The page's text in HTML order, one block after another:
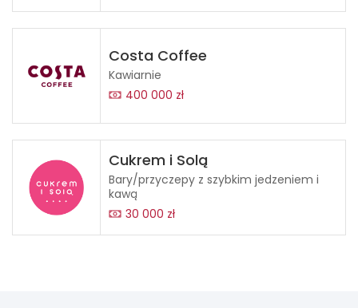
Costa Coffee
Kawiarnie
400 000 zł
Cukrem i Solą
Bary/przyczepy z szybkim jedzeniem i
kawą
30 000 zł